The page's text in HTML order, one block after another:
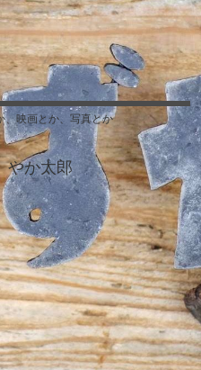
、映画とか、写真とか
か太郎